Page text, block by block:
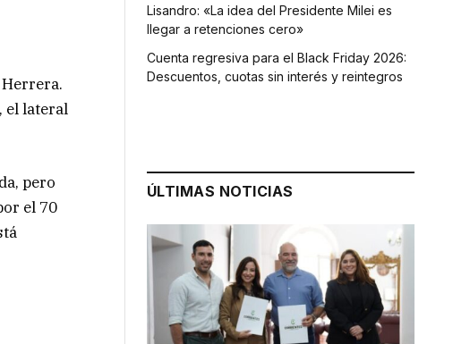
el lateral
pero
el 70
Lisandro: «La idea del Presidente Milei es
llegar a retenciones cero»
Cuenta regresiva para el Black Friday 2026:
Descuentos, cuotas sin interés y reintegros
ÚLTIMAS NOTICIAS